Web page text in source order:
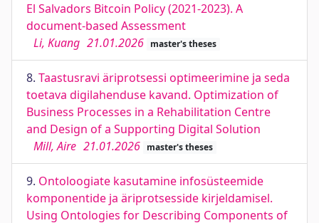
El Salvadors Bitcoin Policy (2021-2023). A
document-based Assessment
Li, Kuang 21.01.2026 master's theses
8. Taastusravi äriprotsessi optimeerimine ja seda
toetava digilahenduse kavand. Optimization of
Business Processes in a Rehabilitation Centre
and Design of a Supporting Digital Solution
Mill, Aire 21.01.2026 master's theses
9. Ontoloogiate kasutamine infosüsteemide
komponentide ja äriprotsesside kirjeldamisel.
Using Ontologies for Describing Components of